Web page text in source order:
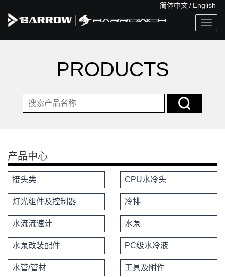
简体中文/ English
PRODUCTS
产品中心
接头类 CPU水冷头
灯光组件及控制器 冷排
水流流速计 水泵
水泵改装配件 PC级水冷液
水管/管材 工具及附件